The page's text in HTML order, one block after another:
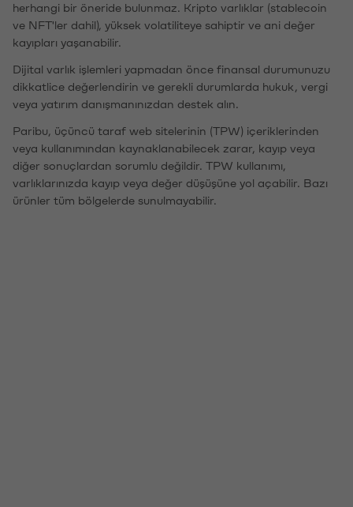
herhangi bir öneride bulunmaz. Kripto varlıklar (stablecoin
ve NFT'ler dahil), yüksek volatiliteye sahiptir ve ani değer
kayıpları yaşanabilir.
Dijital varlık işlemleri yapmadan önce finansal durumunuzu
dikkatlice değerlendirin ve gerekli durumlarda hukuk, vergi
veya yatırım danışmanınızdan destek alın.
Paribu, üçüncü taraf web sitelerinin (TPW) içeriklerinden
veya kullanımından kaynaklanabilecek zarar, kayıp veya
diğer sonuçlardan sorumlu değildir. TPW kullanımı,
varlıklarınızda kayıp veya değer düşüşüne yol açabilir. Bazı
ürünler tüm bölgelerde sunulmayabilir.